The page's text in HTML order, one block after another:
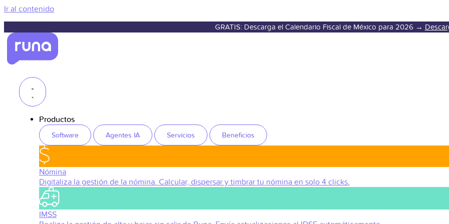
Ir al contenido
GRATIS: Descarga el Calendario Fiscal de México para 2026 →
Productos
Software Agentes IA Servicios Beneficios
Nómina
Digitaliza la gestión de la nómina. Calcular, dispersar y timbrar tu nómina en solo 4 clicks.
IMSS